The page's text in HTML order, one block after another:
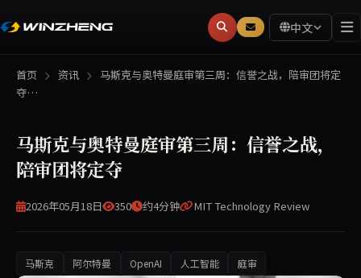
中文
首页 资讯
马斯克与奥特曼庭审第三周：信誉之战，陪审团将定
夺…
马斯克与奥特曼庭审第三周：信誉之战，
陪审团将定夺
2026年05月18日 350 约4分钟 MIT Technology Review
马斯克 阿尔特曼 OpenAI 人工智能 庭审